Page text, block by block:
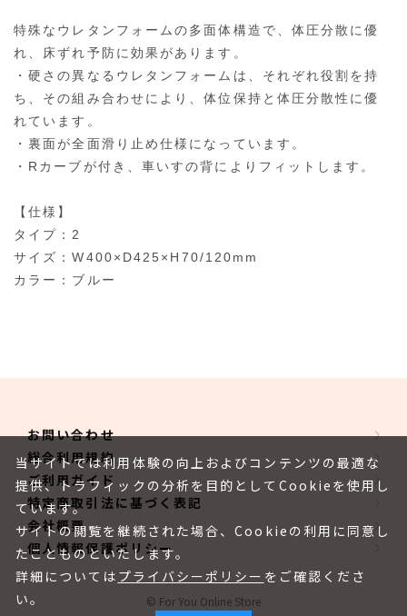
特殊なウレタンフォームの多面体構造で、体圧分散に優
れ、床ずれ予防に効果があります。
・硬さの異なるウレタンフォームは、それぞれ役割を持
ち、その組み合わせにより、体位保持と体圧分散性に優
れています。
・裏面が全面滑り止め仕様になっています。
・Rカーブが付き、車いすの背によりフィットします。
【仕様】
タイプ：2
サイズ：W400×D425×H70/120mm
カラー：ブルー
お問い合わせ
総合利用規約
ご利用ガイド
特定商取引法に基づく表記
会社概要
個人情報保護ポリシー
© For You Online Store
当サイトでは利用体験の向上およびコンテンツの最適な
提供、トラフィックの分析を目的としてCookieを使用し
ています。
サイトの閲覧を継続された場合、Cookieの利用に同意し
たことものといたします。
詳細については プライバシーポリシー をご確認くださ
い。